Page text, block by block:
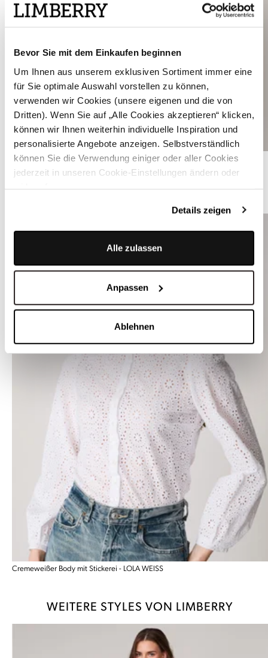
Bevor Sie mit dem Einkaufen beginnen
Um Ihnen aus unserem exklusiven Sortiment immer eine
für Sie optimale Auswahl vorstellen zu können,
verwenden wir Cookies (unsere eigenen und die von
Dritten). Wenn Sie auf „Alle Cookies akzeptieren“ klicken,
können wir Ihnen weiterhin individuelle Inspiration und
personalisierte Angebote anzeigen. Selbstverständlich
können Sie die Verwendung einiger oder aller Cookies
jederzeit in unseren Cookie-Einstellungen ändern oder
Details zeigen
Alle zulassen
Anpassen
Ablehnen
Marineblaues Dirndl mit Samtmieder - CARA DEEP NAVY
Cremeweißer Body mit Stickerei - LOLA WEISS
WEITERE STYLES VON LIMBERRY